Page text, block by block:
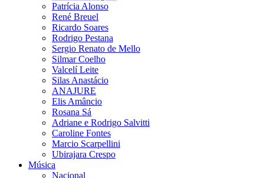
Patrícia Alonso
René Breuel
Ricardo Soares
Rodrigo Pestana
Sergio Renato de Mello
Silmar Coelho
Valcelí Leite
Silas Anastácio
ANAJURE
Elis Amâncio
Rosana Sá
Adriane e Rodrigo Salvitti
Caroline Fontes
Marcio Scarpellini
Ubirajara Crespo
Música
Nacional